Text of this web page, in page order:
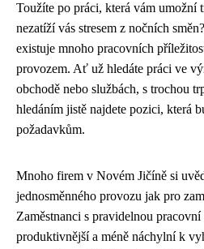
Toužíte po práci, která vám umožní
nezatíží vás stresem z nočních
existuje mnoho pracovních
provozem. Ať už hledáte práci ve
obchodě nebo službách, s trochou
hledáním jistě najdete pozici, která
požadavkům.
Mnoho firem v Novém Jičíně si
jednosměnného provozu jak pro
Zaměstnanci s pravidelnou
produktivnější a méně náchylní k